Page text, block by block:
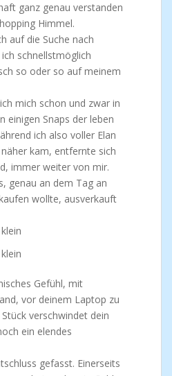
ganz genau verstanden
Himmel.
auf die Suche nach
schnellstmöglich
so oder so auf meinem
mich schon und zwar in
einigen Snaps der leben
ich also voller Elan
kam, entfernte sich
immer weiter von mir.
genau an dem Tag an
wollte, ausverkauft
Gefühl, mit
vor deinem Laptop zu
verschwindet dein
ein elendes
gefasst. Einerseits